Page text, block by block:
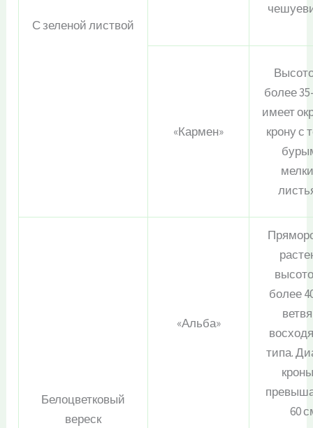
С зеленой листвой
«Кармен»
более
имеет
крону с
Белоцветковый
вереск
«Альба»
более
типа.
60